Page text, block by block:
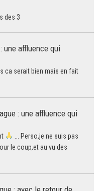
des 3
une affluence qui
ca serait bien mais en fait
: une affluence qui
... Perso,je ne suis pas
le coup,et au vu des